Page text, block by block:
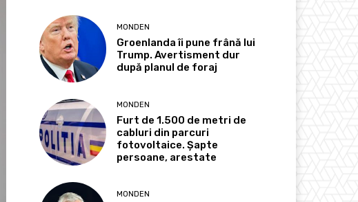
MONDEN
Groenlanda îi pune frână lui
Trump. Avertisment dur
după planul de foraj
MONDEN
Furt de 1.500 de metri de
cabluri din parcuri
fotovoltaice. Șapte
persoane, arestate
MONDEN